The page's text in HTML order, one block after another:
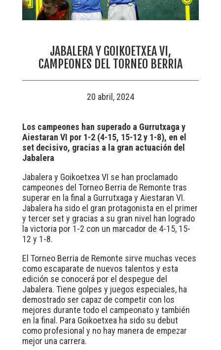
JABALERA Y GOIKOETXEA VI,
CAMPEONES DEL TORNEO BERRIA
20 abril, 2024
Los campeones han superado a Gurrutxaga y
Aiestaran VI por 1-2 (4-15, 15-12 y 1-8), en el
set decisivo, gracias a la gran actuación del
Jabalera
Jabalera y Goikoetxea VI se han proclamado
campeones del Torneo Berria de Remonte tras
superar en la final a Gurrutxaga y Aiestaran VI.
Jabalera ha sido el gran protagonista en el primer
y tercer set y gracias a su gran nivel han logrado
la victoria por 1-2 con un marcador de 4-15, 15-
12 y 1-8.
El Torneo Berria de Remonte sirve muchas veces
como escaparate de nuevos talentos y esta
edición se conocerá por el despegue del
Jabalera. Tiene golpes y juegos especiales, ha
demostrado ser capaz de competir con los
mejores durante todo el campeonato y también
en la final. Para Goikoetxea ha sido su debut
como profesional y no hay manera de empezar
mejor una carrera.